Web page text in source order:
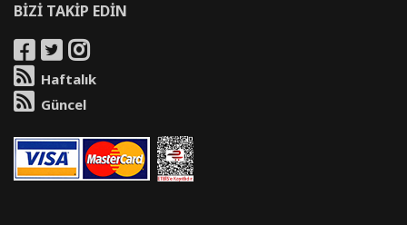
BİZİ TAKİP EDİN
Haftalık
Güncel